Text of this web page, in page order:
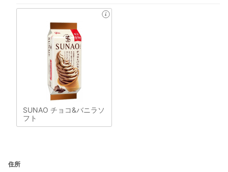
SUNAO チョコ&バニラソ
フト
住所